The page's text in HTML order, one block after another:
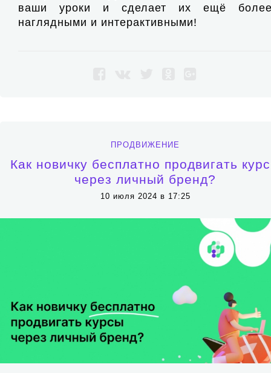
ваши уроки и сделает их ещё
наглядными и интерактивными!
ПРОДВИЖЕНИЕ
Как новичку бесплатно продвигать
через личный бренд?
10 июля 2024 в 17:25